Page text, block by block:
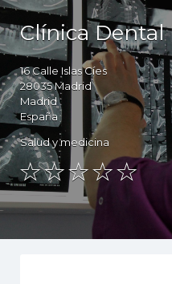
Clínica Dental
16Calle Islas Cíes
28035Madrid
Madrid
España
Salud y medicina